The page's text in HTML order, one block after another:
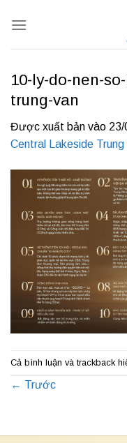
qua
10-ly-do-nen-
trung-van
Được xuất bản vào 23/
Central Lakeside Trung
Cả bình luận và trackback
← Trước